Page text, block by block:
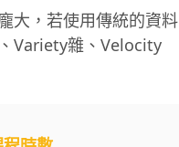
大，若使用傳統的資料
Variety雜、Velocity